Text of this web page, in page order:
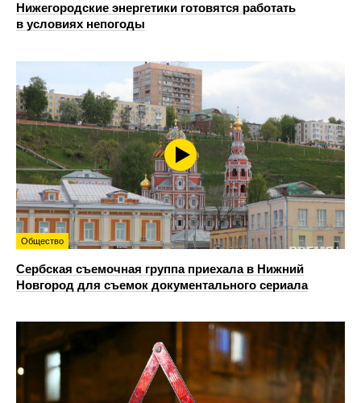
Нижегородские энергетики готовятся работать
в условиях непогоды
Общество
Сербская съемочная группа приехала в Нижний
Новгород для съемок документального сериала